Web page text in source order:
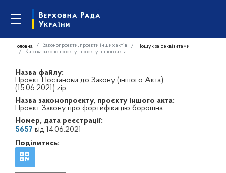
Головна Законопроєкти, проєкти інших актів
Пошук за реквізитами
Картка законопроєкту, проєкту іншого акта
Назва файлу:
Проєкт Постанови до Закону (іншого Акта)
(15.06.2021).zip
Назва законопроєкту, проєкту іншого акта:
Проєкт Закону про фортифікацію борошна
Номер, дата реєстрації:
5657 від 14.06.2021
Поділитись: